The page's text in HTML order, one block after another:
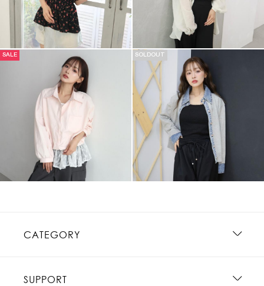
SALE SOLDOUT
CATEGORY
SUPPORT